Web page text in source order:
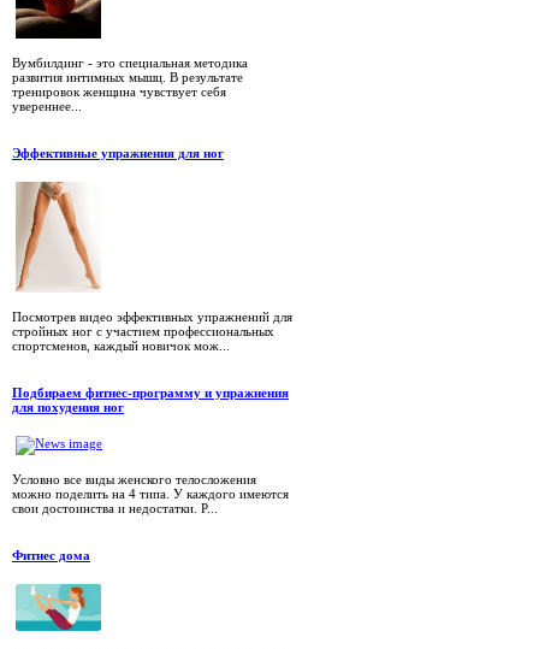
Вумбилдинг - это специальная методика
развития интимных мышц. В результате
тренировок женщина чувствует себя
увереннее...
Эффективные упражнения для ног
Посмотрев видео эффективных упражнений для
стройных ног с участием профессиональных
спортсменов, каждый новичок мож...
Подбираем фитнес-программу и упражнения
для похудения ног
Условно все виды женского телосложения
можно поделить на 4 типа. У каждого имеются
свои достоинства и недостатки. Р...
Фитнес дома